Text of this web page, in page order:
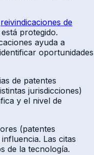
reivindicaciones de
protegido.
ayuda a
oportunidades
de patentes
jurisdicciones)
y el nivel de
(patentes
Las citas
de la tecnología.